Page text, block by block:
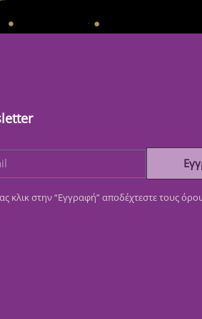
κλικ στην “Εγγραφή” αποδέχτεστε τους